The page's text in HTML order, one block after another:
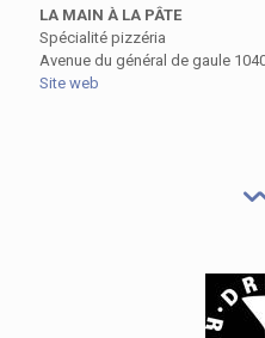
LA MAIN À LA PÂTE
Spécialité pizzéria
Avenue du général de gaule
Site web